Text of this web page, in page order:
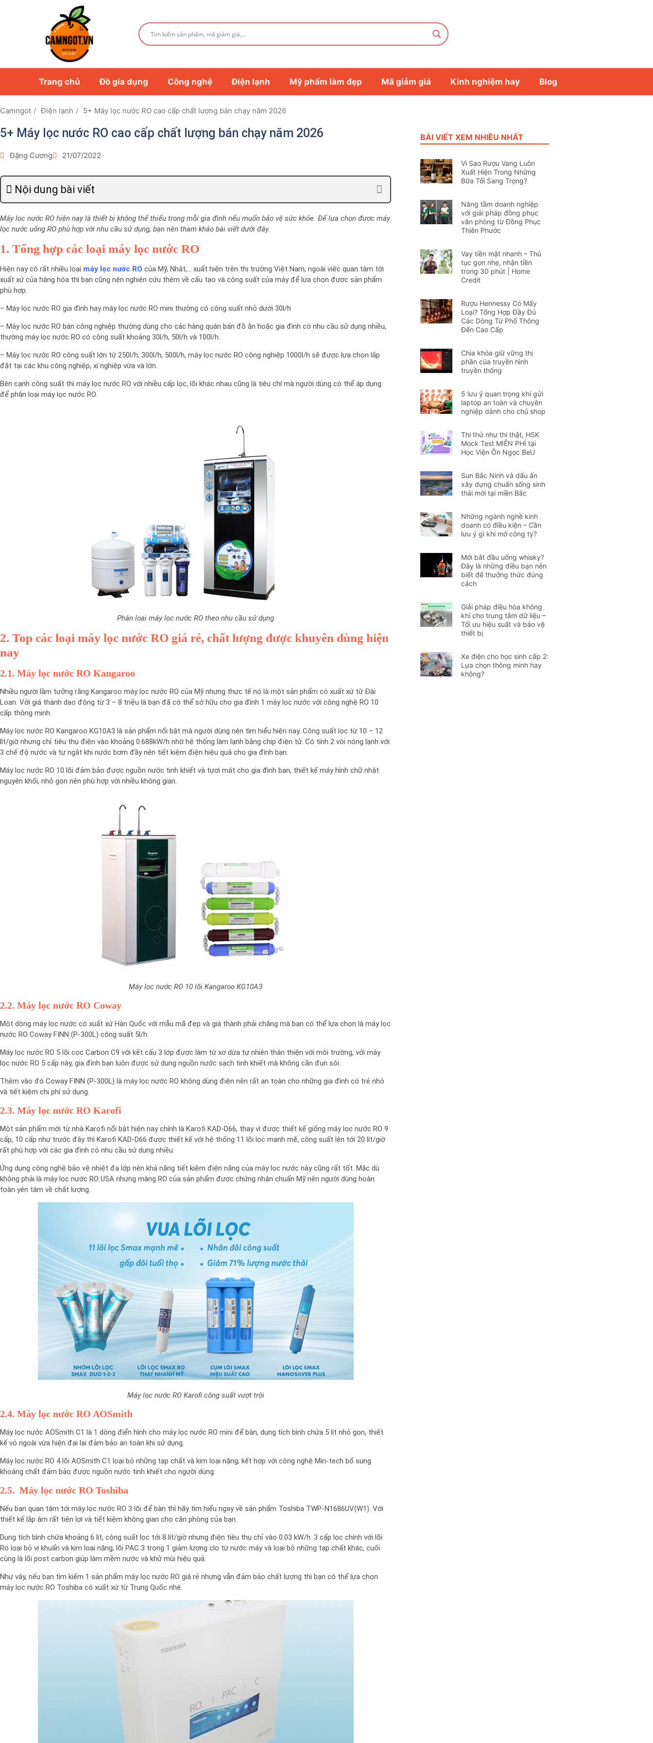
Trang chủ Đồ gia dụng Công nghệ Điện lạnh Mỹ phẩm làm đẹp Mã giảm giá Kinh nghiệm hay Blog
Camngot Điện lạnh 5+ Máy lọc nước RO cao cấp chất lượng bán chạy năm 2026
5+ Máy lọc nước RO cao cấp chất lượng bán chạy năm 2026
Đặng Cương 21/07/2022
Nội dung bài viết
Máy lọc nước RO hiện nay là thiết bị không thể thiếu trong mỗi gia đình nếu muốn bảo vệ sức khỏe. Để lựa chọn được máy
lọc nước uống RO phù hợp với nhu cầu sử dụng, bạn nên tham khảo bài viết dưới đây.
1. Tổng hợp các loại máy lọc nước RO
Hiện nay có rất nhiều loại máy lọc nước RO của Mỹ, Nhật,… xuất hiện trên thị trường Việt Nam, ngoài việc quan tâm tới
xuất xứ của hàng hóa thì bạn cũng nên nghiên cứu thêm về cấu tạo và công suất của máy để lựa chọn được sản phẩm
phù hợp.
– Máy lọc nước RO gia đình hay máy lọc nước RO mini thường có công suất nhỏ dưới 30l/h
– Máy lọc nước RO bán công nghiệp thường dùng cho các hàng quán bán đồ ăn hoặc gia đình có nhu cầu sử dụng nhiều,
thường máy lọc nước RO có công suất khoảng 30l/h, 50l/h và 100l/h.
– Máy lọc nước RO công suất lớn từ 250l/h, 300l/h, 500l/h, máy lọc nước RO công nghiệp 1000l/h sẽ được lựa chọn lắp
đặt tại các khu công nghiệp, xí nghiệp vừa và lớn.
Bên cạnh công suất thì máy lọc nước RO với nhiều cấp lọc, lõi khác nhau cũng là tiêu chí mà người dùng có thể áp dụng
để phân loại máy lọc nước RO.
Phân loại máy lọc nước RO theo nhu cầu sử dụng
2. Top các loại máy lọc nước RO giá rẻ, chất lượng được khuyên dùng hiện
nay
2.1. Máy lọc nước RO Kangaroo
Nhiều người lầm tưởng rằng Kangaroo máy lọc nước RO của Mỹ nhưng thực tế nó là một sản phẩm có xuất xứ từ Đài
Loan. Với giá thành dao động từ 3 – 8 triệu là bạn đã có thể sở hữu cho gia đình 1 máy lọc nước với công nghệ RO 10
cấp thông minh.
Máy lọc nước RO Kangaroo KG10A3 là sản phẩm nổi bật mà người dùng nên tìm hiểu hiện nay. Công suất lọc từ 10 – 12
lít/giờ nhưng chỉ tiêu thụ điện vào khoảng 0.688kW/h nhờ hệ thống làm lạnh bằng chip điện tử. Có tính 2 vòi nóng lạnh với
3 chế độ nước và tự ngắt khi nước bơm đầy nên tiết kiệm điện hiệu quả cho gia đình bạn.
Máy lọc nước RO 10 lõi đảm bảo được nguồn nước tinh khiết và tươi mát cho gia đình bạn, thiết kế máy hình chữ nhật
nguyên khối, nhỏ gọn nên phù hợp với nhiều không gian.
Máy lọc nước RO 10 lõi Kangaroo KG10A3
2.2. Máy lọc nước RO Coway
Một dòng máy lọc nước có xuất xứ Hàn Quốc với mẫu mã đẹp và giá thành phải chăng mà bạn có thể lựa chọn là máy lọc
nước RO Coway FINN (P-300L) công suất 5l/h.
Máy lọc nước RO 5 lõi cọc Carbon C9 với kết cấu 3 lớp được làm từ xơ dừa tự nhiên thân thiện với môi trường, với máy
lọc nước RO 5 cấp này, gia đình bạn luôn được sử dụng nguồn nước sạch tinh khiết mà không cần đun sôi.
Thêm vào đó Coway FINN (P-300L) là máy lọc nước RO không dùng điện nên rất an toàn cho những gia đình có trẻ nhỏ
và tiết kiệm chi phí sử dụng.
2.3. Máy lọc nước RO Karofi
Một sản phẩm mới từ nhà Karofi nổi bật hiện nay chính là Karofi KAD-D66, thay vì được thiết kế giống máy lọc nước RO 9
cấp, 10 cấp như trước đây thì Karofi KAD-D66 được thiết kế với hệ thống 11 lõi lọc mạnh mẽ, công suất lên tới 20 lít/giờ
rất phù hợp với các gia đình có nhu cầu sử dụng nhiều.
Ứng dụng công nghệ bảo vệ nhiệt đa lớp nên khả năng tiết kiệm điện năng của máy lọc nước này cũng rất tốt. Mặc dù
không phải là máy lọc nước RO USA nhưng màng RO của sản phẩm được chứng nhận chuẩn Mỹ nên người dùng hoàn
toàn yên tâm về chất lượng.
Máy lọc nước RO Karofi công suất vượt trội
2.4. Máy lọc nước RO AOSmith
Máy lọc nước AOSmith C1 là 1 dòng điển hình cho máy lọc nước RO mini để bàn, dung tích bình chứa 5 lít nhỏ gọn, thiết
kế vỏ ngoài vừa hiện đại lại đảm bảo an toàn khi sử dụng.
Máy lọc nước RO 4 lõi AOSmith C1 loại bỏ những tạp chất và kim loại nặng, kết hợp với công nghệ Min-tech bổ sung
khoáng chất đảm bảo được nguồn nước tinh khiết cho người dùng.
2.5. Máy lọc nước RO Toshiba
Nếu bạn quan tâm tới máy lọc nước RO 3 lõi để bàn thì hãy tìm hiểu ngay về sản phẩm Toshiba TWP-N1686UV(W1). Với
thiết kế lắp âm rất tiện lợi và tiết kiệm không gian cho căn phòng của bạn.
Dung tích bình chứa khoảng 6 lít, công suất lọc tới 8 lít/giờ nhưng điện tiêu thụ chỉ vào 0.03 kW/h. 3 cấp lọc chính với lõi
Ro loại bỏ vi khuẩn và kim loại nặng, lõi PAC 3 trong 1 giảm lượng clo từ nước máy và loại bỏ những tạp chất khác, cuối
cùng là lõi post carbon giúp làm mềm nước và khử mùi hiệu quả.
Như vậy, nếu bạn tìm kiếm 1 sản phẩm máy lọc nước RO giá rẻ nhưng vẫn đảm bảo chất lượng thì bạn có thể lựa chọn
máy lọc nước RO Toshiba có xuất xứ từ Trung Quốc nhé.
BÀI VIẾT XEM NHIỀU NHẤT
Vì Sao Rượu Vang Luôn
Xuất Hiện Trong Những
Bữa Tối Sang Trọng?
Nâng tầm doanh nghiệp
với giải pháp đồng phục
văn phòng từ Đồng Phục
Thiên Phước
Vay tiền mặt nhanh – Thủ
tục gọn nhẹ, nhận tiền
trong 30 phút | Home
Credit
Rượu Hennessy Có Mấy
Loại? Tổng Hợp Đầy Đủ
Các Dòng Từ Phổ Thông
Đến Cao Cấp
Chìa khóa giữ vững thị
phần của truyền hình
truyền thống
5 lưu ý quan trọng khi gửi
laptop an toàn và chuyên
nghiệp dành cho chủ shop
Thi thử như thi thật, HSK
Mock Test MIỄN PHÍ tại
Học Viện Ôn Ngọc BeU
Sun Bắc Ninh và dấu ấn
xây dựng chuẩn sống sinh
thái mới tại miền Bắc
Những ngành nghề kinh
doanh có điều kiện – Cần
lưu ý gì khi mở công ty?
Mới bắt đầu uống whisky?
Đây là những điều bạn nên
biết để thưởng thức đúng
cách
Giải pháp điều hòa không
khí cho trung tâm dữ liệu –
Tối ưu hiệu suất và bảo vệ
thiết bị
Xe điện cho học sinh cấp 2:
Lựa chọn thông minh hay
không?